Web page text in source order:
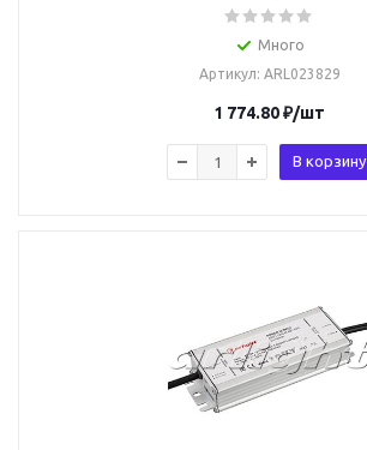
Много
Артикул: ARL023829
1 774.80₽/шт
В корзину